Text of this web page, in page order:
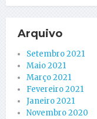
Arquivo
Setembro 2021
Maio 2021
Março 2021
Fevereiro 2021
Janeiro 2021
Novembro 2020